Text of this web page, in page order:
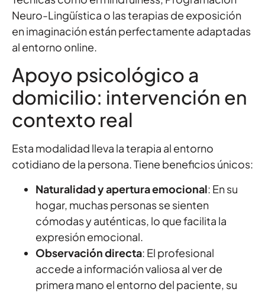
Neuro-Lingüística o las terapias de exposición
en imaginación están perfectamente adaptadas
al entorno online.
Apoyo psicológico a
domicilio: intervención en
contexto real
Esta modalidad lleva la terapia al entorno
cotidiano de la persona. Tiene beneficios únicos:
Naturalidad y apertura emocional: En su
hogar, muchas personas se sienten
cómodas y auténticas, lo que facilita la
expresión emocional.
Observación directa: El profesional
accede a información valiosa al ver de
primera mano el entorno del paciente, su